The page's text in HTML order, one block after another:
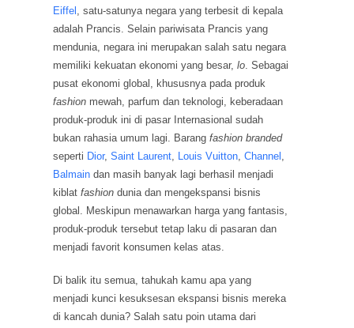
Eiffel
, satu-satunya negara yang terbesit di kepala
adalah Prancis. Selain pariwisata Prancis yang
mendunia, negara ini merupakan salah satu negara
memiliki kekuatan ekonomi yang besar,lo . Sebagai
pusat ekonomi global, khususnya pada produk
fashion mewah, parfum dan teknologi, keberadaan
produk-produk ini di pasar Internasional sudah
bukan rahasia umum lagi. Barangfashion branded
seperti Dior,Saint Laurent Louis Vuitton ,Channel
Balmain dan masih banyak lagi berhasil menjadi
kiblatfashion dunia dan mengekspansi bisnis
global. Meskipun menawarkan harga yang fantasis,
produk-produk tersebut tetap laku di pasaran dan
menjadi favorit konsumen kelas atas.
Di balik itu semua, tahukah kamu apa yang
menjadi kunci kesuksesan ekspansi bisnis mereka
di kancah dunia? Salah satu poin utama dari